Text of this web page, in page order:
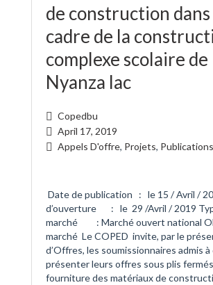
de construction
cadre de la
complexe scolaire de
Nyanza lac
Copedbu
April 17, 2019
Appels D'offre, Projets, Publications
Date de publication : le 15 / Avril /
d’ouverture : le 29 /Avril / 2019
marché : Marché ouvert national
marché Le COPED invite, par le
d’Offres, les soumissionnaires admis à
présenter leurs offres sous plis
fourniture des matériaux de